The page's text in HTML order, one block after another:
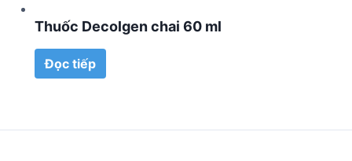
Thuốc Decolgen chai 60 ml
Đọc tiếp